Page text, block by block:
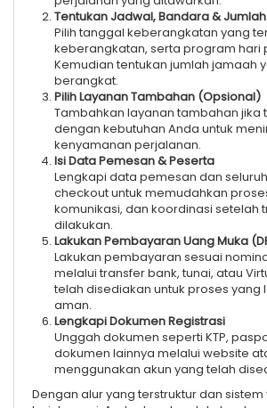
Tentukan Jadwal, Bandara &
Pilih tanggal keberangkatan yang
keberangkatan, serta program hari
Kemudian tentukan jumlah jamaah
berangkat.
Pilih Layanan Tambahan (Opsional)
Tambahkan layanan tambahan jika
dengan kebutuhan Anda untuk
kenyamanan perjalanan.
Isi Data Pemesan & Peserta
Lengkapi data pemesan dan
checkout untuk memudahkan
komunikasi, dan koordinasi setelah
dilakukan.
Lakukan Pembayaran Uang Muka
Lakukan pembayaran sesuai
melalui transfer bank, tunai, atau
telah disediakan untuk proses yang
aman.
Lengkapi Dokumen Registrasi
Unggah dokumen seperti KTP,
dokumen lainnya melalui website
menggunakan akun yang telah
Dengan alur yang terstruktur dan sistem